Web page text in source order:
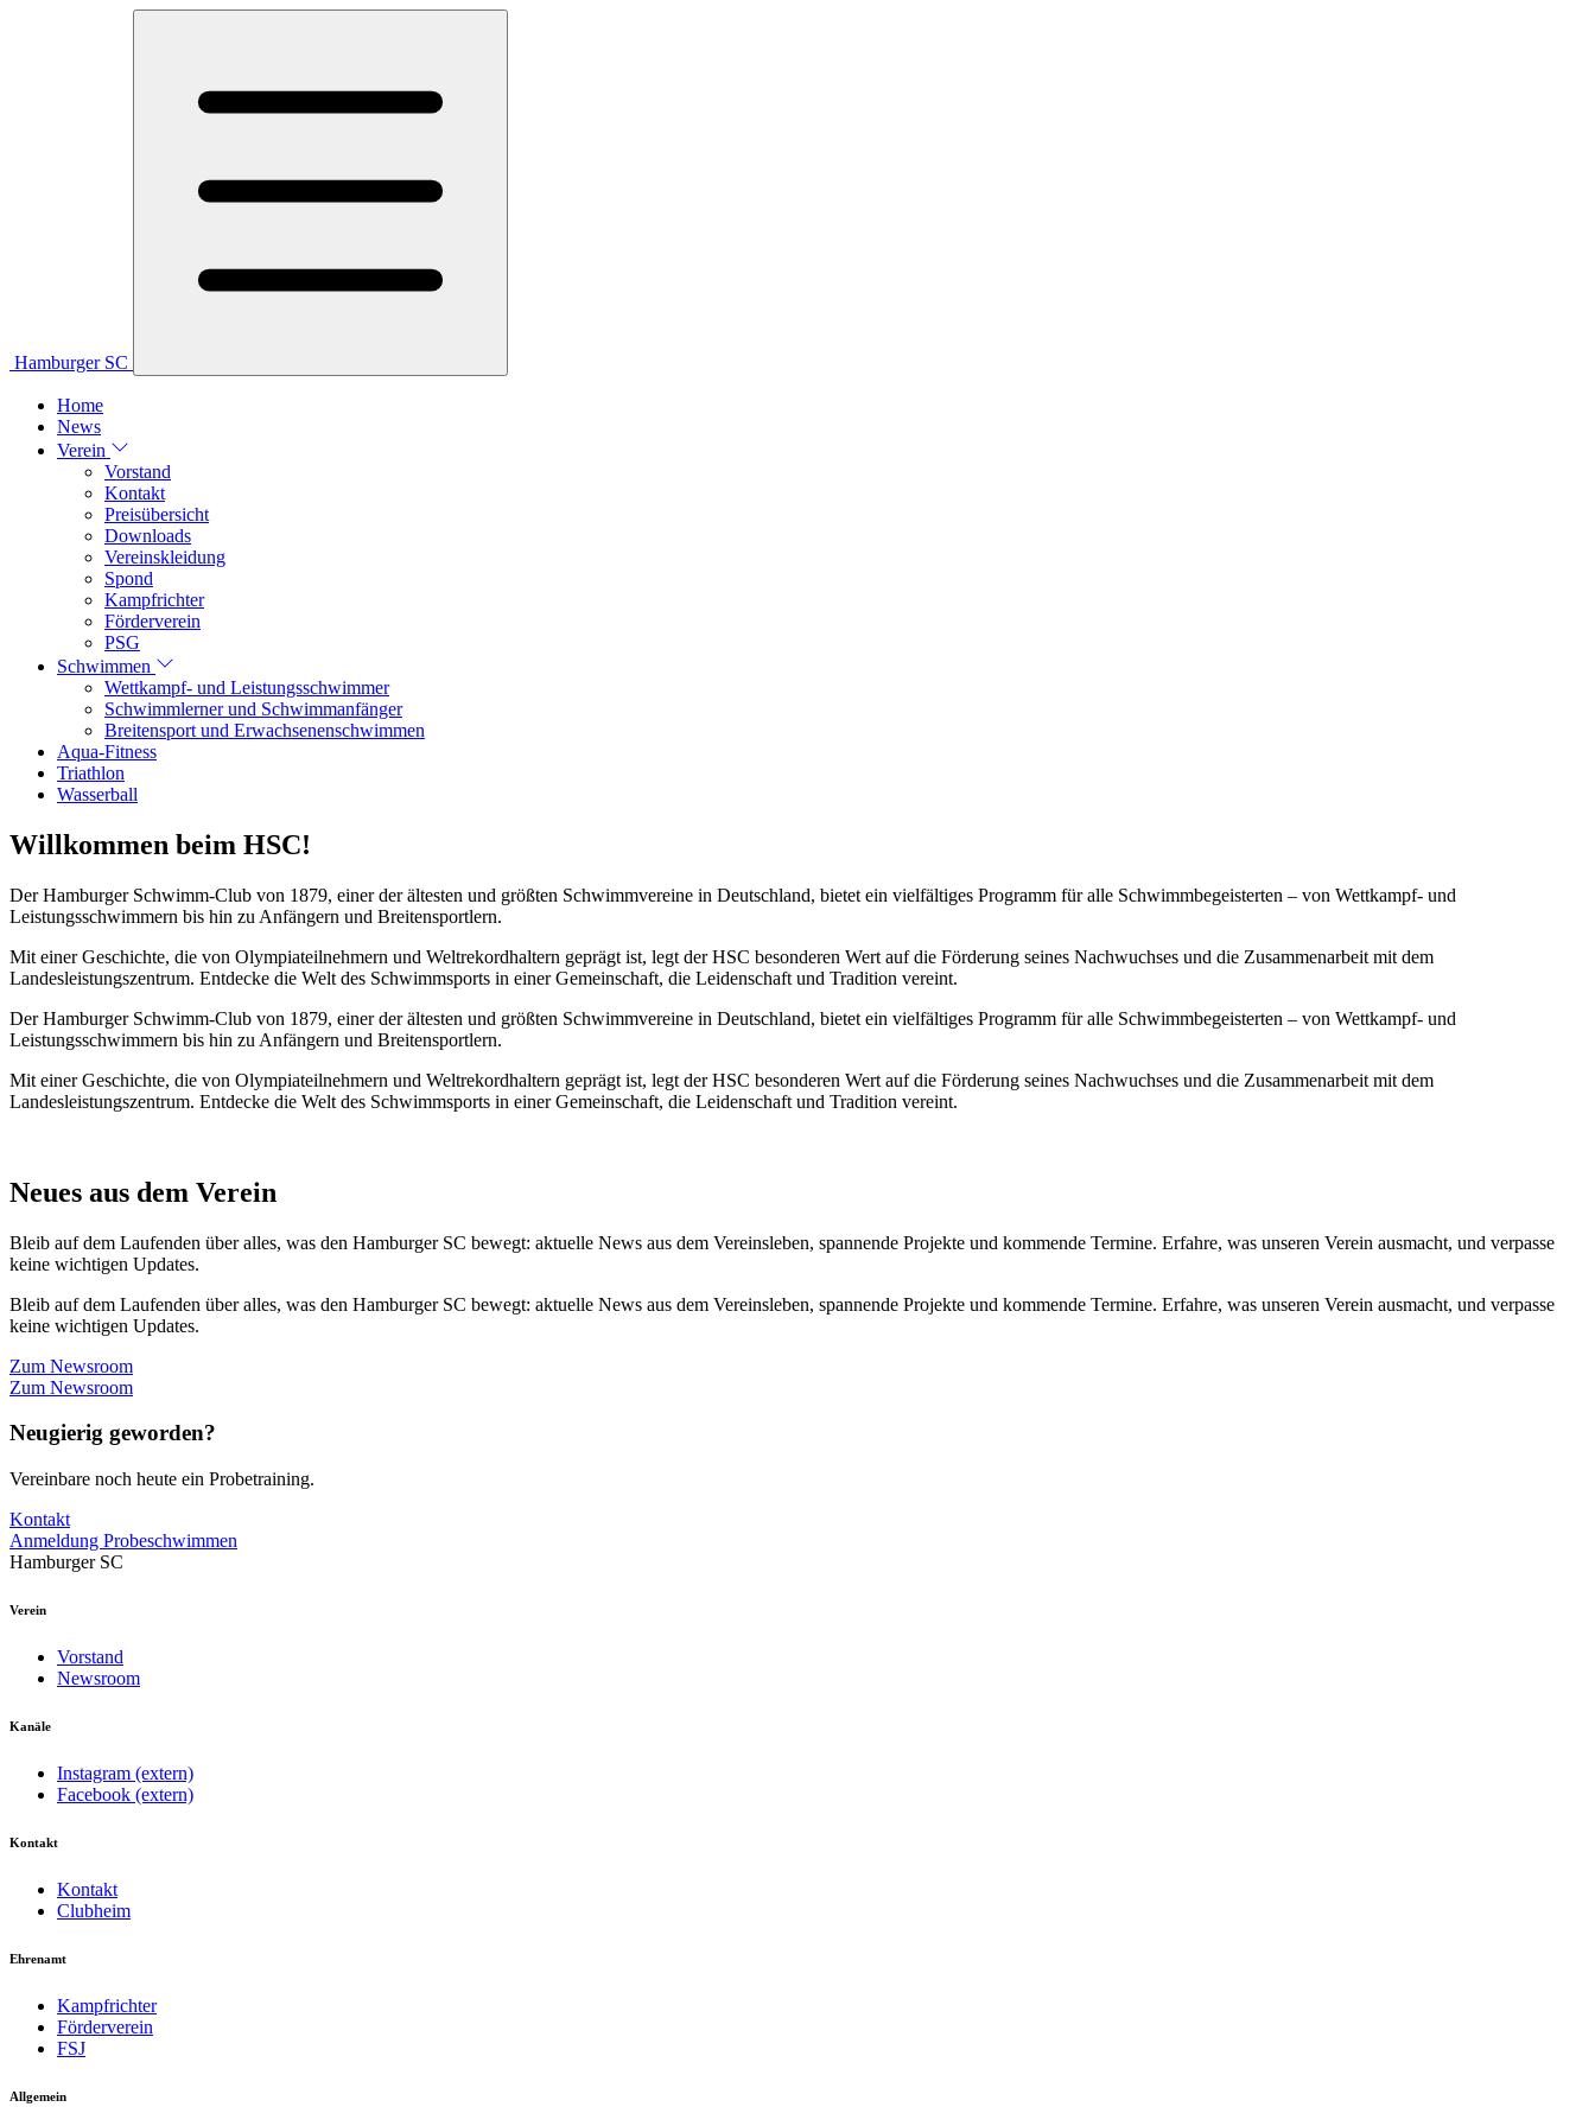
Hamburger SC
Home
News
Verein
Vorstand
Kontakt
Preisübersicht
Downloads
Vereinskleidung
Spond
Kampfrichter
Förderverein
PSG
Schwimmen
Wettkampf- und Leistungsschwimmer
Schwimmlerner und Schwimmanfänger
Breitensport und Erwachsenenschwimmen
Aqua-Fitness
Triathlon
Wasserball
Willkommen beim HSC!
Der Hamburger Schwimm-Club von 1879, einer der ältesten und größten Schwimmvereine in Deutschland, bietet ein vielfältiges Programm für alle Schwimmbegeisterten – von Wettkampf- und
Leistungsschwimmern bis hin zu Anfängern und Breitensportlern.
Mit einer Geschichte, die von Olympiateilnehmern und Weltrekordhaltern geprägt ist, legt der HSC besonderen Wert auf die Förderung seines Nachwuchses und die Zusammenarbeit mit dem
Landesleistungszentrum. Entdecke die Welt des Schwimmsports in einer Gemeinschaft, die Leidenschaft und Tradition vereint.
Der Hamburger Schwimm-Club von 1879, einer der ältesten und größten Schwimmvereine in Deutschland, bietet ein vielfältiges Programm für alle Schwimmbegeisterten – von Wettkampf- und
Leistungsschwimmern bis hin zu Anfängern und Breitensportlern.
Mit einer Geschichte, die von Olympiateilnehmern und Weltrekordhaltern geprägt ist, legt der HSC besonderen Wert auf die Förderung seines Nachwuchses und die Zusammenarbeit mit dem
Landesleistungszentrum. Entdecke die Welt des Schwimmsports in einer Gemeinschaft, die Leidenschaft und Tradition vereint.
Neues aus dem Verein
Bleib auf dem Laufenden über alles, was den Hamburger SC bewegt: aktuelle News aus dem Vereinsleben, spannende Projekte und kommende Termine. Erfahre, was unseren Verein ausmacht, und verpasse
keine wichtigen Updates.
Bleib auf dem Laufenden über alles, was den Hamburger SC bewegt: aktuelle News aus dem Vereinsleben, spannende Projekte und kommende Termine. Erfahre, was unseren Verein ausmacht, und verpasse
keine wichtigen Updates.
Zum Newsroom
Zum Newsroom
Neugierig geworden?
Vereinbare noch heute ein Probetraining.
Kontakt
Anmeldung Probeschwimmen
Hamburger SC
Verein
Vorstand
Newsroom
Kanäle
Instagram (extern)
Facebook (extern)
Kontakt
Kontakt
Clubheim
Ehrenamt
Kampfrichter
Förderverein
FSJ
Allgemein